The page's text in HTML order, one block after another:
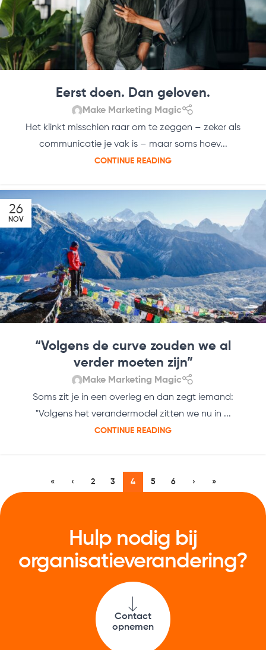
Eerst doen. Dan geloven.
Make Marketing Magic
Het klinkt misschien raar om te zeggen – zeker als
communicatie je vak is – maar soms hoev...
CONTINUE READING
26
NOV
“Volgens de curve zouden we al
verder moeten zijn”
Make Marketing Magic
Soms zit je in een overleg en dan zegt iemand:
"Volgens het verandermodel zitten we nu in ...
CONTINUE READING
« ‹ 2 3 4 5 6 › »
Hulp nodig bij
organisatie­verandering?
Contact
opnemen